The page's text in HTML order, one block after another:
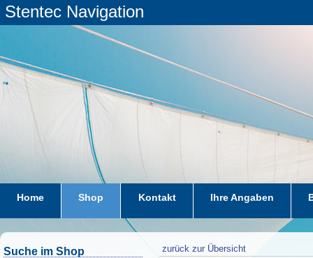
Stentec Navigation
Home Shop Kontakt Ihre Angaben
Suche im Shop zurück zur Übersicht